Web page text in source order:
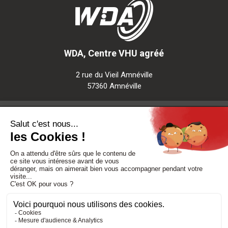
WDA, Centre VHU agréé
2 rue du Vieil Amnéville
57360 Amnéville
Besoin d'aide